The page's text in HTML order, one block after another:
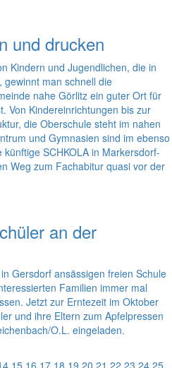
und drucken
Kindern und Jugendlichen, die in
gewinnt man schnell die
nahe Görlitz ein guter Ort für
Von Kindereinrichtungen bis zur
die Oberschule steht im nahen
und Gymnasien sind im ebenso
SCHKOLA in Markersdorf-
Weg zum Fachabitur quasi vor der
an der
Gersdorf ansässigen freien Schule
Familien immer mal
Jetzt zur Erntezeit im Oktober
und ihre Eltern zum Apfelpressen
O.L. eingeladen.
15 16 17 18 19 20 21 22 23 24 25